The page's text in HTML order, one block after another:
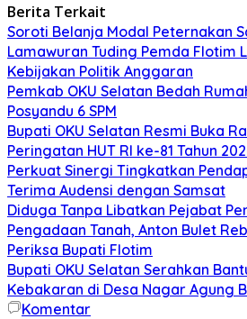
Berita Terkait
Soroti Belanja Modal Peternakan
Lamawuran Tuding Pemda Flotim
Kebijakan Politik Anggaran
Pemkab OKU Selatan Bedah
Posyandu 6 SPM
Bupati OKU Selatan Resmi Buka
Peringatan HUT RI ke-81 Tahun
Perkuat Sinergi Tingkatkan
Terima Audensi dengan Samsat
Diduga Tanpa Libatkan Pejabat
Pengadaan Tanah, Anton Bulet
Periksa Bupati Flotim
Bupati OKU Selatan Serahkan
Kebakaran di Desa Nagar Agung
Komentar